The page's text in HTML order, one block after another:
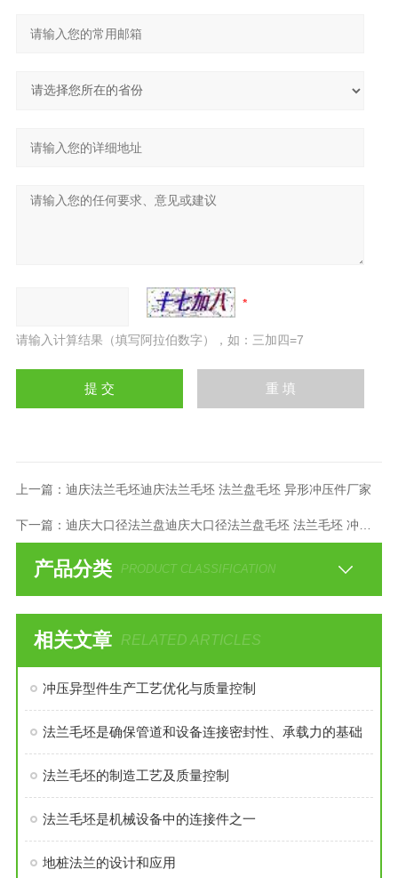
请输入计算结果（填写阿拉伯数字），如：三加四=7
上一篇： 迪庆法兰毛坯迪庆法兰毛坯 法兰盘毛坯 异形冲压件厂家
下一篇： 迪庆大口径法兰盘迪庆大口径法兰盘毛坯 法兰毛坯 冲压件加工
产品分类 PRODUCT CLASSIFICATION
相关文章 RELATED ARTICLES
冲压异型件生产工艺优化与质量控制
法兰毛坯是确保管道和设备连接密封性、承载力的基础
法兰毛坯的制造工艺及质量控制
法兰毛坯是机械设备中的连接件之一
地桩法兰的设计和应用